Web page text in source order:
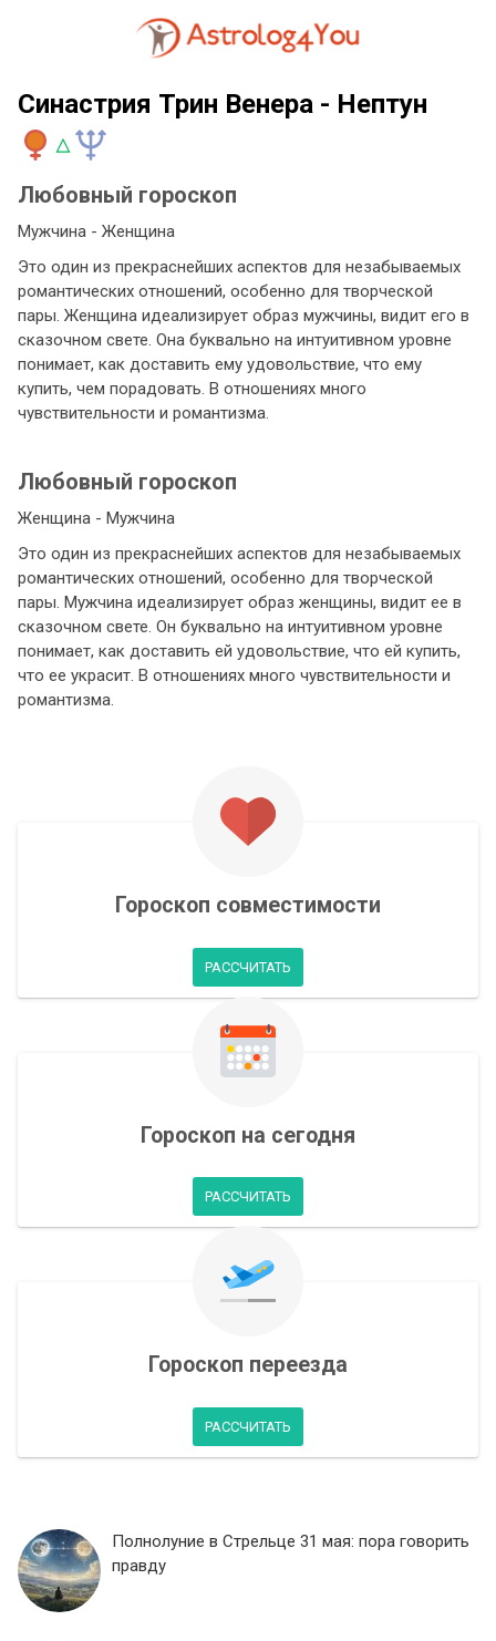
Синастрия Трин Венера - Нептун
Любовный гороскоп
Мужчина - Женщина
Это один из прекраснейших аспектов для незабываемых
романтических отношений, особенно для творческой
пары. Женщина идеализирует образ мужчины, видит его в
сказочном свете. Она буквально на интуитивном уровне
понимает, как доставить ему удовольствие, что ему
купить, чем порадовать. В отношениях много
чувствительности и романтизма.
Любовный гороскоп
Женщина - Мужчина
Это один из прекраснейших аспектов для незабываемых
романтических отношений, особенно для творческой
пары. Мужчина идеализирует образ женщины, видит ее в
сказочном свете. Он буквально на интуитивном уровне
понимает, как доставить ей удовольствие, что ей купить,
что ее украсит. В отношениях много чувствительности и
романтизма.
Гороскоп совместимости
РАССЧИТАТЬ
Гороскоп на сегодня
РАССЧИТАТЬ
Гороскоп переезда
РАССЧИТАТЬ
Полнолуние в Стрельце 31 мая: пора говорить
правду